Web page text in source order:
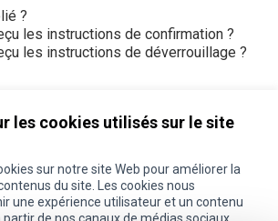
les cookies utilisés sur le site
sur notre site Web pour améliorer la
du site. Les cookies nous
une expérience utilisateur et un contenu
?
les instructions de confirmation ?
les instructions de déverrouillage ?
Facebook
! sur Instagram